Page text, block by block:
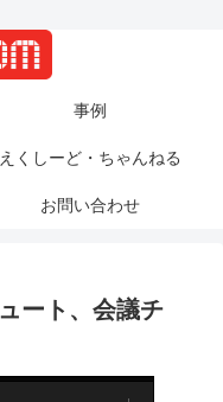
事例
えくしーど・ちゃんねる
お問い合わせ
ート、会議チ